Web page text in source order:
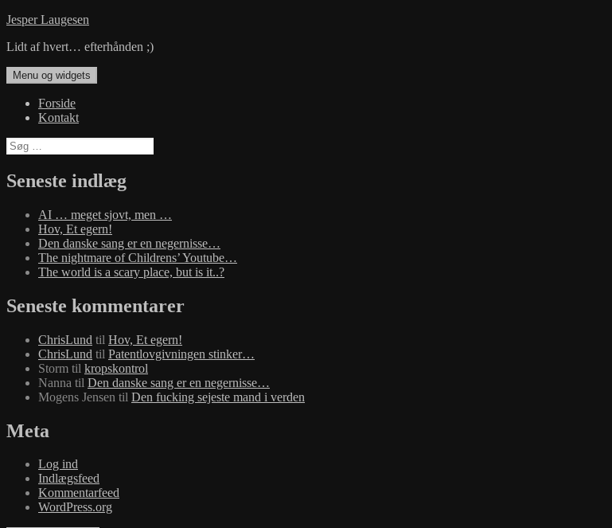
Hop
indhold
Jesper Laugesen
Lidt af hvert… efterhånden ;)
Menu og widgets
Forside
Kontakt
Søg
efter:
Seneste indlæg
AI … meget sjovt, men …
Hov, Et egern!
Den danske sang er en negernisse…
The nightmare of Childrens’ Youtube…
The world is a scary place, but is it..?
Seneste kommentarer
ChrisLund til Hov, Et egern!
ChrisLund til Patentlovgivningen stinker…
Storm til kropskontrol
Nanna til Den danske sang er en negernisse…
Mogens Jensen til Den fucking sejeste mand i verden
Meta
Log ind
Indlægsfeed
Kommentarfeed
WordPress.org